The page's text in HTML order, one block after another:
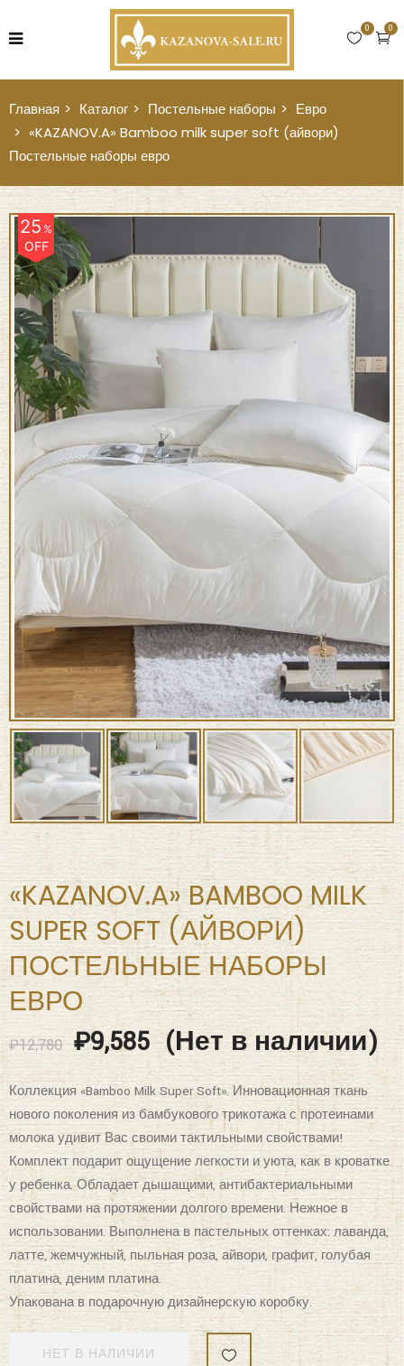
0
0
Главная Каталог Постельные наборы
Евро
«KAZANOV.A» Bamboo milk super soft (айвори)
Постельные наборы евро
25%
OFF
«KAZANOV.A» BAMBOO MILK
SUPER SOFT (АЙВОРИ)
ПОСТЕЛЬНЫЕ НАБОРЫ
ЕВРО
₽12,780 ₽9,585(Нет в наличии)
Коллекция «Bamboo Milk Super Soft». Инновационная ткань
нового поколения из бамбукового трикотажа с протеинами
молока удивит Вас своими тактильными свойствами!
Комплект подарит ощущение легкости и уюта, как в кроватке
у ребенка. Обладает дышащими, антибактериальными
свойствами на протяжении долгого времени. Нежное в
использовании. Выполнена в пастельных оттенках: лаванда,
латте, жемчужный, пыльная роза, айвори, графит, голубая
платина, деним платина.
Упакована в подарочную дизайнерскую коробку.
НЕТ В НАЛИЧИИ